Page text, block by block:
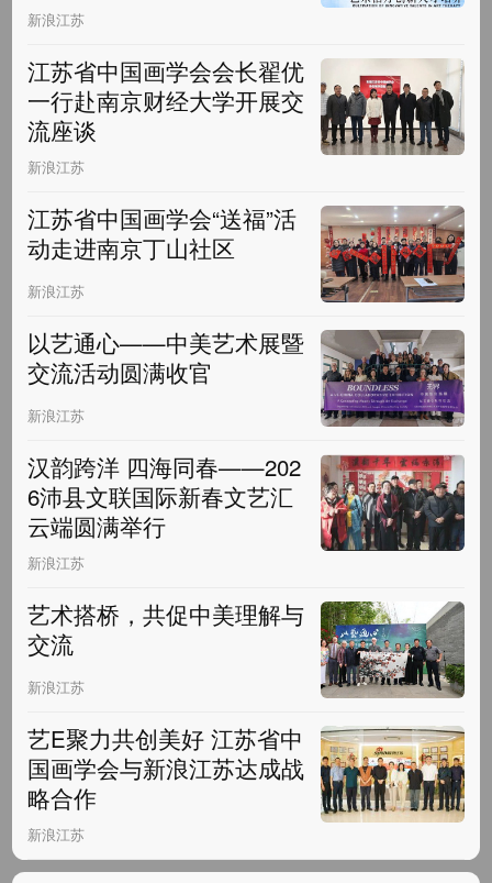
新浪江苏
江苏省中国画学会会长翟优
一行赴南京财经大学开展交
流座谈
新浪江苏
江苏省中国画学会“送福”活
动走进南京丁山社区
新浪江苏
以艺通心——中美艺术展暨
交流活动圆满收官
新浪江苏
汉韵跨洋 四海同春——202
6沛县文联国际新春文艺汇
云端圆满举行
新浪江苏
艺术搭桥，共促中美理解与
交流
新浪江苏
艺E聚力共创美好 江苏省中
国画学会与新浪江苏达成战
略合作
新浪江苏